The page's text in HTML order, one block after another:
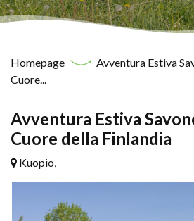
Homepage
Avventura Estiva
Cuore...
Avventura Estiva
Cuore della Finlandia
Kuopio,